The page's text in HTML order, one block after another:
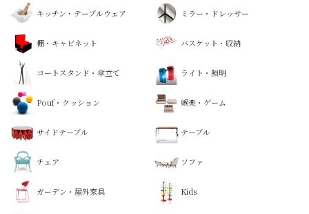
キッチン・テーブルウェア ミラー・ドレッサー
棚・キャビネット バスケット・収納
コートスタンド・傘立て ライト・照明
Pouf・クッション 娯楽・ゲーム
サイドテーブル テーブル
チェア ソファ
ガーデン・屋外家具 Kids